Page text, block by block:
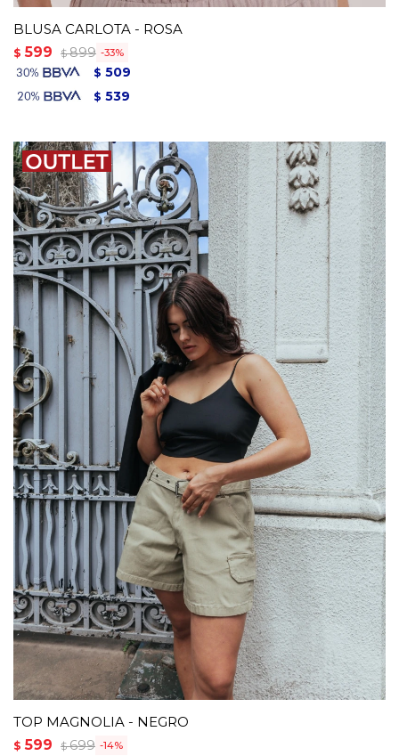
BLUSA CARLOTA - ROSA
$ 599 $ 899 33
$ 509
$ 539
TOP MAGNOLIA - NEGRO
$ 599 $ 699 14